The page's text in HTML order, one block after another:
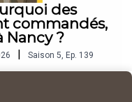
des
commandés,
Nancy ?
Saison 5, Ep. 139